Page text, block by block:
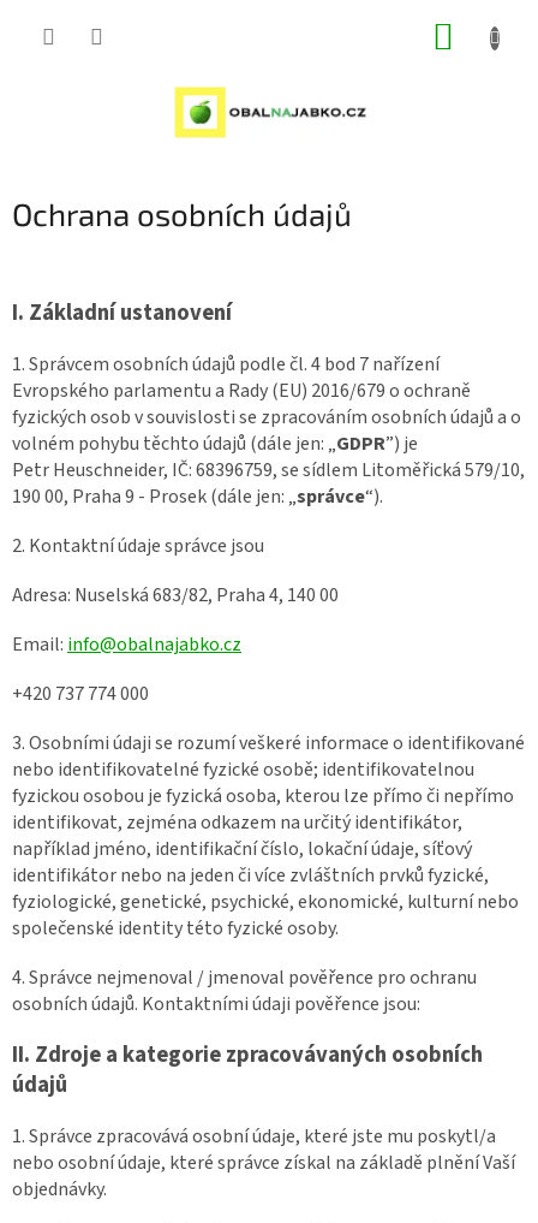
Ochrana osobních údajů
I. Základní ustanovení
1. Správcem osobních údajů podle čl. 4 bod 7 nařízení
Evropského parlamentu a Rady (EU) 2016/679 o ochraně
fyzických osob v souvislosti se zpracováním osobních údajů a o
volném pohybu těchto údajů (dále jen: „GDPR”) je
Petr Heuschneider, IČ:68396759,se sídlem Litoměřická579/10,
190 00, Praha 9 - Prosek(dále jen: „správce“).
2. Kontaktní údaje správce jsou
Adresa: Nuselská 683/82, Praha 4, 140 00
Email: info@obalnajabko.cz
+420 737 774 000
3. Osobními údaji se rozumí veškeré informace o identifikované
nebo identifikovatelné fyzické osobě; identifikovatelnou
fyzickou osobou je fyzická osoba, kterou lze přímo či nepřímo
identifikovat, zejména odkazem na určitý identifikátor,
například jméno, identifikační číslo, lokační údaje, síťový
identifikátor nebo na jeden či více zvláštních prvků fyzické,
fyziologické, genetické, psychické, ekonomické, kulturní nebo
společenské identity této fyzické osoby.
4. Správce nejmenoval / jmenoval pověřence pro ochranu
osobních údajů. Kontaktními údaji pověřence jsou:
II. Zdroje a kategorie zpracovávaných osobních
údajů
1. Správce zpracovává osobní údaje, které jste mu poskytl/a
nebo osobní údaje, které správce získal na základě plnění Vaší
objednávky.